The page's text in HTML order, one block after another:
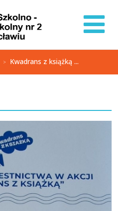
> Kwadrans z książką ...